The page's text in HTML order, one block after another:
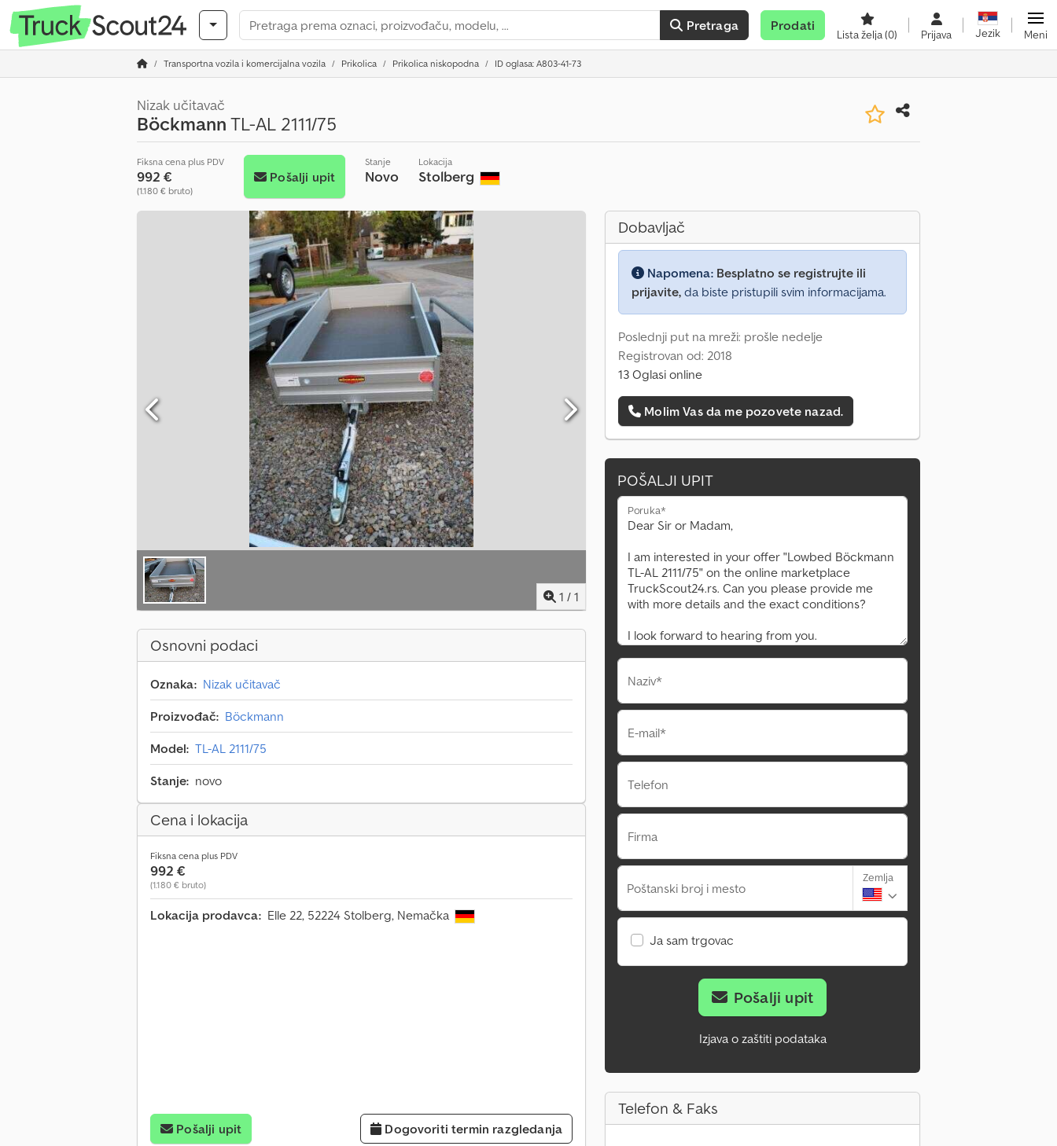
Pretraga Prodati
Lista želja(0) Prijava Jezik Meni
Transportna vozila i komercijalna vozila Prikolica Prikolica niskopodna ID oglasa: A803-41-73
Nizak učitavač
BöckmannTL-AL 2111/75
Fiksna cena plus PDV
992 €
(1.180 € bruto)
Pošalji upit
Stanje
Novo
Lokacija
Stolberg
Zatražite više slika
1 / 1
Osnovni podaci
Oznaka: Nizak učitavač
Proizvođač: Böckmann
Model: TL-AL 2111/75
Stanje: novo
Cena i lokacija
Fiksna cena plus PDV
992 €
(1.180 € bruto)
Lokacija prodavca: Elle 22, 52224 Stolberg, Nemačka
Pošalji upit Dogovoriti termin razgledanja
Dobavljač
Napomena: Besplatno se registrujte ili
prijavite, da biste pristupili svim informacijama.
Poslednji put na mreži: prošle nedelje
Registrovan od: 2018
13 Oglasi online
Molim Vas da me pozovete nazad.
POŠALJI UPIT
Poruka*
Naziv*
E-mail*
Telefon
Firma
Poštanski broj i mesto
Zemlja
Ja sam trgovac
Pošalji upit
Izjava o zaštiti podataka
Telefon & Faks